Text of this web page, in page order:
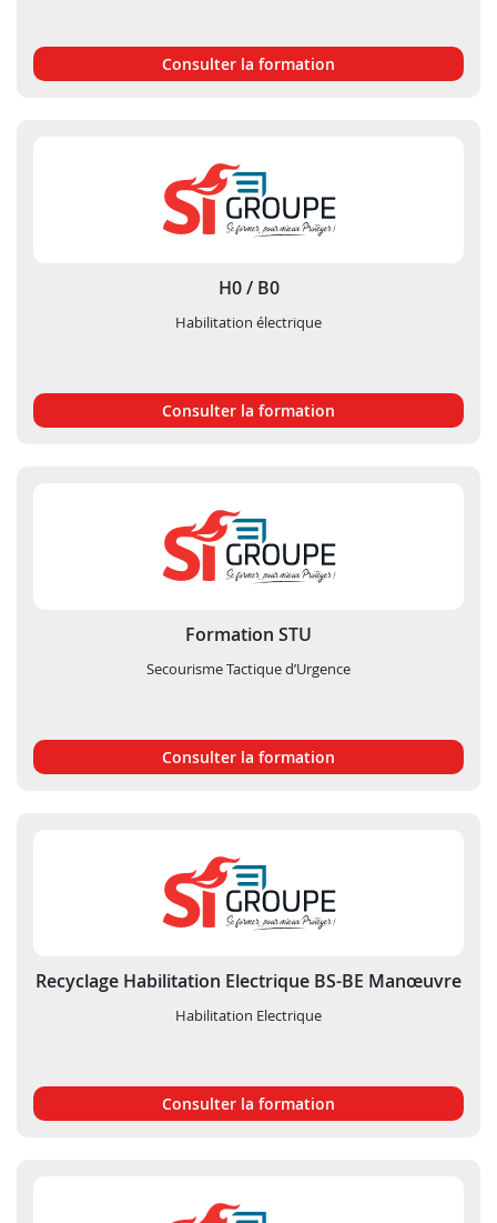
Consulter la formation
H0 / B0
Habilitation électrique
Consulter la formation
Formation STU
Secourisme Tactique d’Urgence
Consulter la formation
Recyclage Habilitation Electrique BS-BE Manœuvre
Habilitation Electrique
Consulter la formation